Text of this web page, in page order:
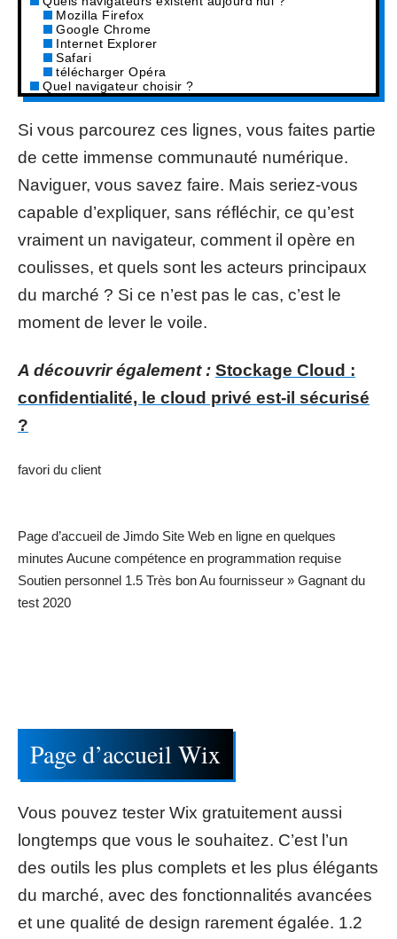
Mozilla Firefox
Google Chrome
Internet Explorer
Safari
télécharger Opéra
Quel navigateur choisir ?
Si vous parcourez ces lignes, vous faites partie
de cette immense communauté numérique.
Naviguer, vous savez faire. Mais seriez-vous
capable d’expliquer, sans réfléchir, ce qu’est
vraiment un navigateur, comment il opère en
coulisses, et quels sont les acteurs principaux
du marché ? Si ce n’est pas le cas, c’est le
moment de lever le voile.
A découvrir également : Stockage Cloud :
confidentialité, le cloud privé est-il sécurisé
?
favori du client
Page d’accueil de Jimdo Site Web en ligne en quelques
minutes Aucune compétence en programmation requise
Soutien personnel 1.5 Très bon Au fournisseur » Gagnant du
test 2020
Page d’accueil Wix
Vous pouvez tester Wix gratuitement aussi
longtemps que vous le souhaitez. C’est l’un
des outils les plus complets et les plus élégants
du marché, avec des fonctionnalités avancées
et une qualité de design rarement égalée. 1.2